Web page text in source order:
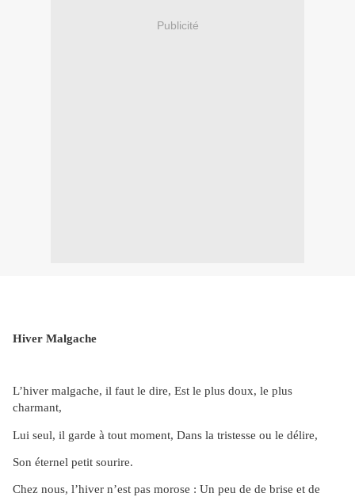
Publicité
Hiver Malgache
L’hiver malgache, il faut le dire, Est le plus doux, le plus
charmant,
Lui seul, il garde à tout moment, Dans la tristesse ou le délire,
Son éternel petit sourire.
Chez nous, l’hiver n’est pas morose : Un peu de de brise et de